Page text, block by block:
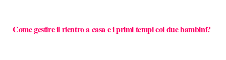
Come gestire il rientro a casa e i primi tempi coi due bambini?